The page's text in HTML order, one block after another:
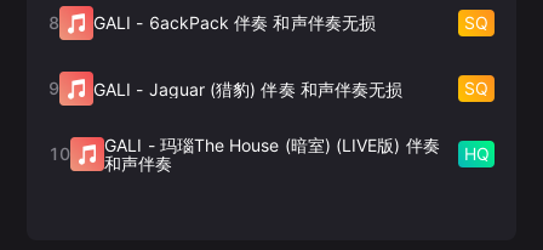
8 GALI - 6ackPack 伴奏 和声伴奏无损 SQ
9 GALI - Jaguar (猎豹) 伴奏 和声伴奏无损 SQ
10 GALI - 玛瑙The House (暗室) (LIVE版) 伴奏
和声伴奏
HQ